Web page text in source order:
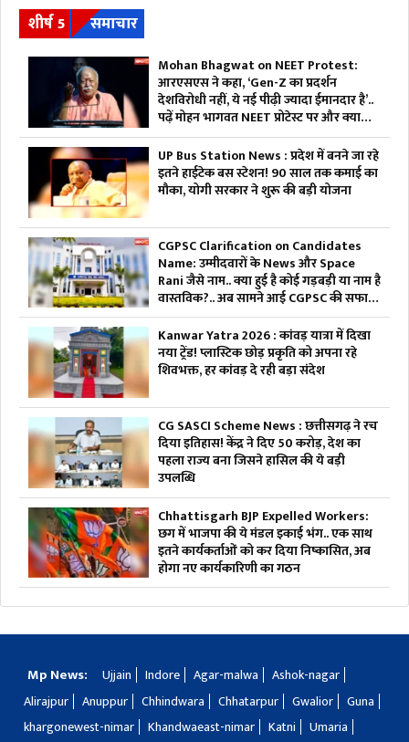
शीर्ष 5 समाचार
Mohan Bhagwat on NEET Protest:
आरएसएस ने कहा, ‘Gen-Z का प्रदर्शन
देशविरोधी नहीं, ये नई पीढ़ी ज्यादा ईमानदार है’..
पढ़ें मोहन भागवत NEET प्रोटेस्ट पर और क्या
कहा
UP Bus Station News : प्रदेश में बनने जा रहे
इतने हाईटेक बस स्टेशन! 90 साल तक कमाई का
मौका, योगी सरकार ने शुरू की बड़ी योजना
CGPSC Clarification on Candidates
Name: उम्मीदवारों के News और Space
Rani जैसे नाम.. क्या हुई है कोई गड़बड़ी या नाम है
वास्तविक?.. अब सामने आई CGPSC की सफाई,
पढ़ें
Kanwar Yatra 2026 : कांवड़ यात्रा में दिखा
नया ट्रेंड! प्लास्टिक छोड़ प्रकृति को अपना रहे
शिवभक्त, हर कांवड़ दे रही बड़ा संदेश
CG SASCI Scheme News : छत्तीसगढ़ ने रच
दिया इतिहास! केंद्र ने दिए 50 करोड़, देश का
पहला राज्य बना जिसने हासिल की ये बड़ी
उपलब्धि
Chhattisgarh BJP Expelled Workers:
छग में भाजपा की ये मंडल इकाई भंग.. एक साथ
इतने कार्यकर्ताओं को कर दिया निष्कासित, अब
होगा नए कार्यकारिणी का गठन
Mp News: Ujjain Indore Agar-malwa
Ashok-nagar
Alirajpur
Anuppur Chhindwara Chhatarpur Gwalior
Guna
khargonewest-nimar
Khandwaeast-nimar Katni
Umaria